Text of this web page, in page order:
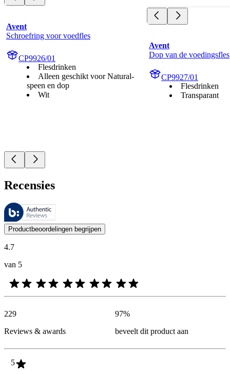
Avent
Schroefring voor voedfles
CP9926/01
Flesdrinken
Alleen geschikt voor Natural-
speen en dop
Wit
Avent
Dop van de voedingsfles
CP9927/01
Flesdrinken
Transparant
Recensies
Deze beoordelingen worden beheerd door Bazaarvoice en voldoen
De mening van onze klanten is nuttig voor iedereen, of het nu een
Productbeoordelingen begrijpen
4.7
van 5
229
Reviews & awards
97%
beveelt dit product aan
5